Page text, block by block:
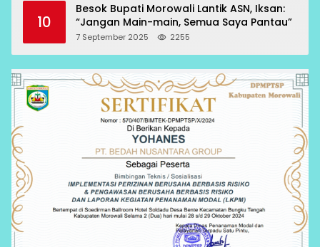
10
Besok Bupati Morowali Lantik ASN, Iksan:
“Jangan Main-main, Semua Saya Pantau”
7 September 2025 2255